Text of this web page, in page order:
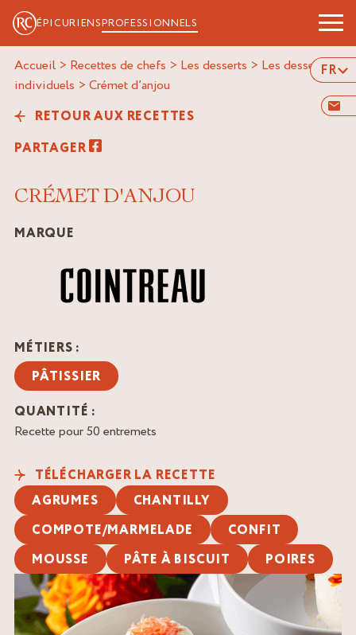
ÉPICURIENSPROFESSIONNELS
FR
Accueil > Recettes de chefs > Les desserts > Les desserts
individuels > crémet d’anjou
RETOUR AUX RECETTES
PARTAGER
CRÉMET D'ANJOU
MARQUE
MÉTIERS :
PÂTISSIER
QUANTITÉ :
Recette pour 50 entremets
TÉLÉCHARGER LA RECETTE
AGRUMES
CHANTILLY
COMPOTE/MARMELADE
CONFIT
MOUSSE
PÂTE À BISCUIT POIRES